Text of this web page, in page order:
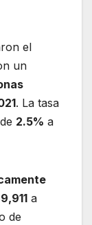
el
un
. La tasa
2.5% a
a
de